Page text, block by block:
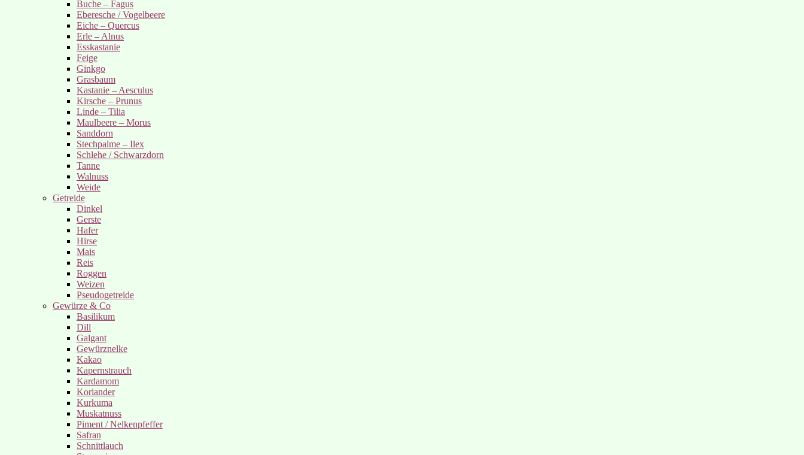
Buche – Fagus
Eberesche / Vogelbeere
Eiche – Quercus
Erle – Alnus
Esskastanie
Feige
Ginkgo
Grasbaum
Kastanie – Aesculus
Kirsche – Prunus
Linde – Tilia
Maulbeere – Morus
Sanddorn
Stechpalme – Ilex
Schlehe / Schwarzdorn
Tanne
Walnuss
Weide
Getreide
Dinkel
Gerste
Hafer
Hirse
Mais
Reis
Roggen
Weizen
Pseudogetreide
Gewürze & Co
Basilikum
Dill
Galgant
Gewürznelke
Kakao
Kapernstrauch
Kardamom
Koriander
Kurkuma
Muskatnuss
Piment / Nelkenpfeffer
Safran
Schnittlauch